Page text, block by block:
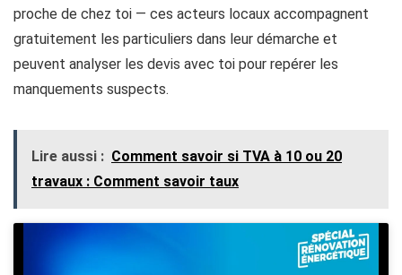
proche de chez toi — ces acteurs locaux accompagnent
gratuitement les particuliers dans leur démarche et
peuvent analyser les devis avec toi pour repérer les
manquements suspects.
Lire aussi : Comment savoir si TVA à 10 ou 20
travaux : Comment savoir taux